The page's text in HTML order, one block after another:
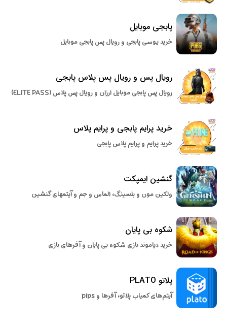
پابجی موبایل
خرید یوسی پابجی و رویال پس پابجی موبایل
رویال پس و رویال پس پلاس پابجی
رویال پس پابجی موبایل ارزان و رویال پس پلاس (ELITE PASS)
خرید پرایم پابجی و پرایم پلاس
خرید پرایم و پرایم پلاس پابجی
گنشین ایمپکت
ولکین مون و بلسینگ، الماس و جم و آیتمهای گنشین
شکوه بی پایان
خرید دیاموند بازی شکوه بی پایان و آفرهای بازی
پلاتو PLATO
آیتم‌های کمیاب پلاتو، آفرها و pips